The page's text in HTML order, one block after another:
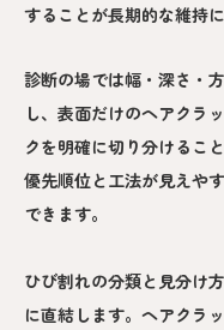
することが長期的な維持
診断の場では幅・深さ・
し、表面だけのヘアクラ
クを明確に切り分けるこ
優先順位と工法が見えや
できます。
ひび割れの分類と見分け
に直結します。ヘアクラ